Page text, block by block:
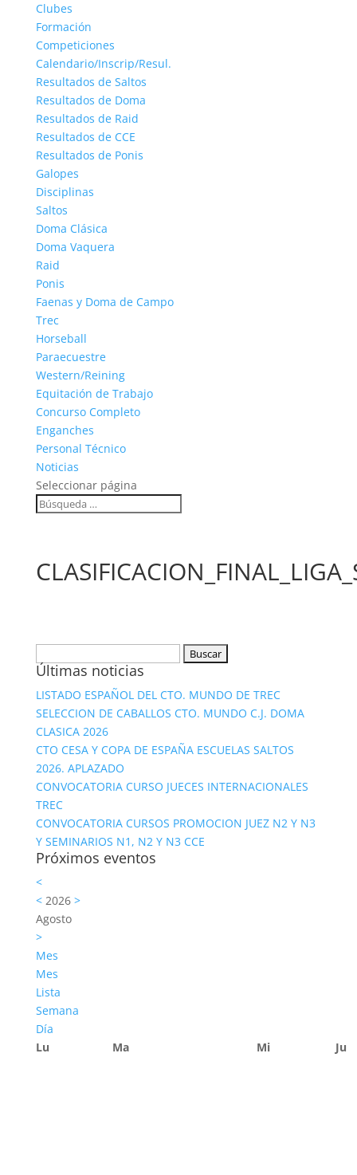
Clubes
Formación
Competiciones
Calendario/Inscrip/Resul.
Resultados de Saltos
Resultados de Doma
Resultados de Raid
Resultados de CCE
Resultados de Ponis
Galopes
Disciplinas
Saltos
Doma Clásica
Doma Vaquera
Raid
Ponis
Faenas y Doma de Campo
Trec
Horseball
Paraecuestre
Western/Reining
Equitación de Trabajo
Concurso Completo
Enganches
Personal Técnico
Noticias
Seleccionar página
Últimas noticias
LISTADO ESPAÑOL DEL CTO. MUNDO DE TREC
SELECCION DE CABALLOS CTO. MUNDO C.J. DOMA
CLASICA 2026
CTO CESA Y COPA DE ESPAÑA ESCUELAS SALTOS
2026. APLAZADO
CONVOCATORIA CURSO JUECES INTERNACIONALES
TREC
CONVOCATORIA CURSOS PROMOCION JUEZ N2 Y N3
Y SEMINARIOS N1, N2 Y N3 CCE
Próximos eventos
<
<2026 >
Agosto
>
Mes
Mes
Lista
Semana
Día
Lu
Ma Mi Ju